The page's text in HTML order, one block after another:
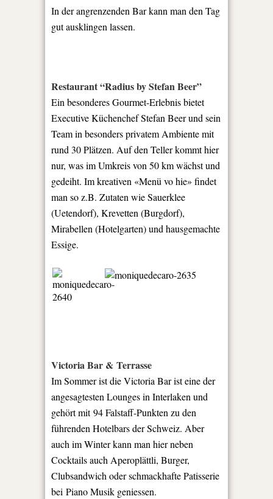
In der angrenzenden Bar kann man den Tag
gut ausklingen lassen.
Restaurant “Radius by Stefan Beer”
Ein besonderes Gourmet-Erlebnis bietet
Executive Küchenchef Stefan Beer und sein
Team in besonders privatem Ambiente mit
rund 30 Plätzen. Auf den Teller kommt hier
nur, was im Umkreis von 50 km wächst und
gedeiht. Im kreativen «Menü vo hie» findet
man so z.B. Zutaten wie Sauerklee
(Uetendorf), Krevetten (Burgdorf),
Mirabellen (Hotelgarten) und hausgemachte
Essige.
Victoria Bar & Terrasse
Im Sommer ist die Victoria Bar ist eine der
angesagtesten Lounges in Interlaken und
gehört mit 94 Falstaff-Punkten zu den
führenden Hotelbars der Schweiz. Aber
auch im Winter kann man hier neben
Cocktails auch Aperoplättli, Burger,
Clubsandwich oder schmackhafte Patisserie
bei Piano Musik geniessen.